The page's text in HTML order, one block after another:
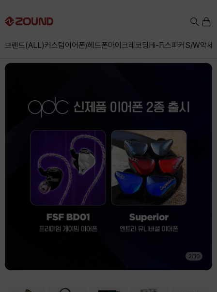
브랜드(ALL)커스텀이어폰/헤드폰마이크레코딩 Hi-Fi스피커 S/W악세
2/10